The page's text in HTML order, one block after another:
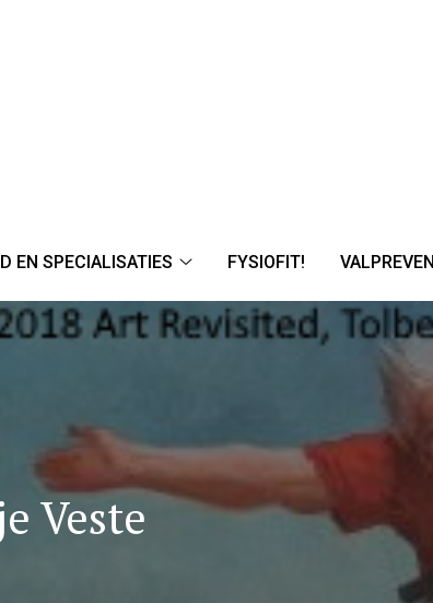
EN SPECIALISATIES
en
specialisaties
FYSIOFIT!
Veste